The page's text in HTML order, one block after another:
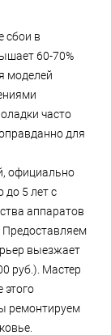
сбои в
60-70%
моделей
часто
для
официально
5 лет с
аппаратов
Предоставляем
выезжает
руб.). Мастер
этого
ремонтируем